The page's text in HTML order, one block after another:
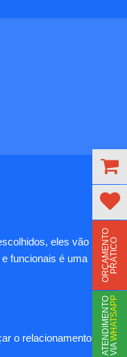
eles vão
funcionais é uma
o relacionamento
O
R
Ç
A
M
E
N
T
O
P
R
Á
T
I
CO
A
TE
N
D
I
M
E
N
T
O
V
I
AWHATSAPP